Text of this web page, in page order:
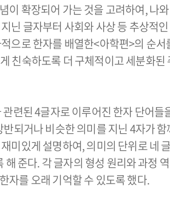
이 확장되어 가는 것을 고려하여, 나와
닌 글자부터 사회와 사상 등 추상적
으로 한자를 배열한<아학편>의 순서
친숙하도록 더 구체적이고 세분화된
련된 4글자로 이루어진 한자 단어들
되거나 비슷한 의미를 지닌 4자가 함
미있게 설명하여, 의미의 단위로 네
해 준다. 각 글자의 형성 원리와 과정
자를 오래 기억할 수 있도록 했다.